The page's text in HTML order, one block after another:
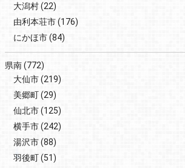
大潟村(22)
由利本荘市(176)
にかほ市(84)
県南(772)
大仙市(219)
美郷町(29)
仙北市(125)
横手市(242)
湯沢市(88)
羽後町(51)